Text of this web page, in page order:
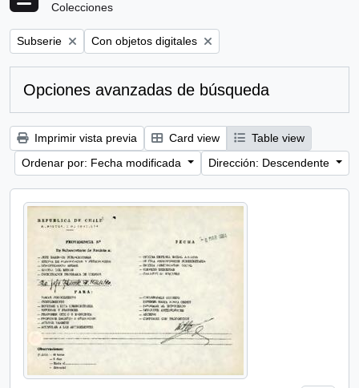
Colecciones
Remove filter:
Subserie Remove filter:
Con objetos digitales
Opciones avanzadas de búsqueda
Imprimir vista previa Card view
Table view
Ordenar por: Fecha modificada
Dirección: Descendente